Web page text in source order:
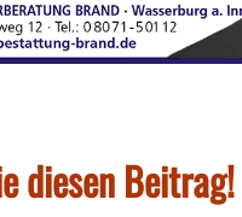
diesen Beitrag!